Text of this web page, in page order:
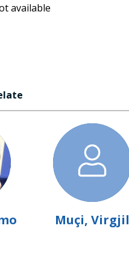
available
Muçi, Virgjil